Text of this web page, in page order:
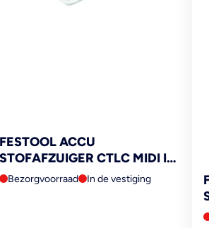
FESTOOL ACCU
STOFAFZUIGER CTLC MIDI I-
BASIC
Bezorgvoorraad In de vestiging